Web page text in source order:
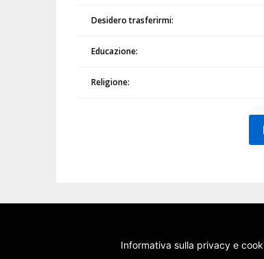
Desidero trasferirmi:
Educazione:
Religione:
Informativa sulla privacy e